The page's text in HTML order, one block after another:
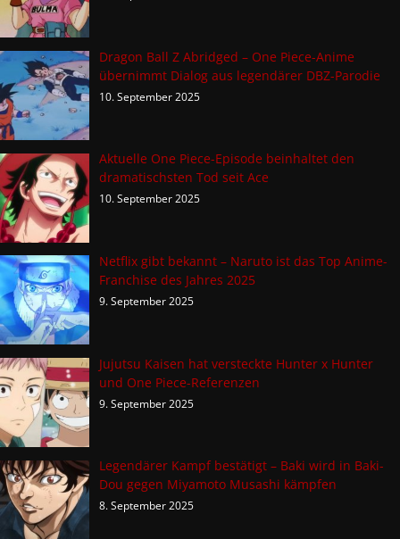
Dragon Ball Z Abridged – One Piece-Anime
übernimmt Dialog aus legendärer DBZ-Parodie
10. September 2025
Aktuelle One Piece-Episode beinhaltet den
dramatischsten Tod seit Ace
10. September 2025
Netflix gibt bekannt – Naruto ist das Top Anime-
Franchise des Jahres 2025
9. September 2025
Jujutsu Kaisen hat versteckte Hunter x Hunter
und One Piece-Referenzen
9. September 2025
Legendärer Kampf bestätigt – Baki wird in Baki-
Dou gegen Miyamoto Musashi kämpfen
8. September 2025